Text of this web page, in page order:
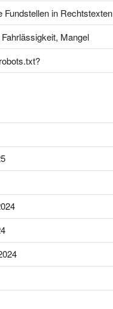
Fundstellen in Rechtstexten
Mangel